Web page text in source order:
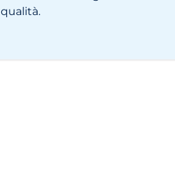
qualità.